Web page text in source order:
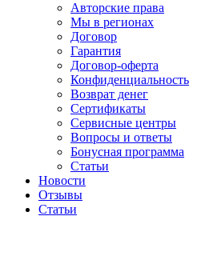
Авторские права
Мы в регионах
Договор
Гарантия
Договор-оферта
Конфиденциальность
Возврат денег
Сертификаты
Сервисные центры
Вопросы и ответы
Бонусная программа
Статьи
Новости
Отзывы
Статьи